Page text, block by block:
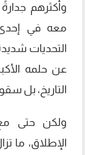
وأكثرهم
معه في
التحديات
عن حلمه
التاريخ، بل
ولكن حتى
الإطلاق، ما